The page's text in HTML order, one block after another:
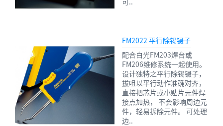
FM2022 平行除锡镊子
配合白光FM203焊台或
FM206维修系统一起使用。
设计独特之平行除锡镊子，
拔咀以平行动作准确对齐，
直接把芯片或小贴片元件焊
接点加热， 不会影响周边元
件，轻易拆除元件。 可处理
边..